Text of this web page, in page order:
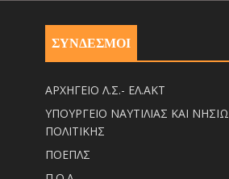
ΣΥΝΔΕΣΜΟΙ
ΑΡΧΗΓΕΙΟ Λ.Σ.- ΕΛ.ΑΚΤ
ΥΠΟΥΡΓΕΙΟ ΝΑΥΤΙΛΙΑΣ ΚΑΙ
ΠΟΛΙΤΙΚΗΣ
ΠΟΕΠΛΣ